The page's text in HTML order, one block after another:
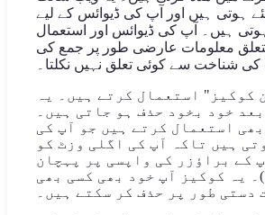
ہوتی ہیں اور آپ کی ڈیوائس کے لیے
ہیں۔ آپ کی ڈیوائس اور استعمال
معلومات عارضی طور پر جمع کی
شناخت سے کوئی تعلق نہیں نکلتا۔
کوکیز" استعمال کرتے ہیں۔ یہ
خود بخود حذف ہو جاتی ہیں۔
استعمال کرتے ہیں جو آپ کی
ہیں تاکہ آپ کی اگلی وزٹ کو
کے براؤزر کی واپسی پر پہچان
یہ کوکیز آپ خود بھی کسی بھی
دستی طور پر حذف کر سکتے ہیں۔